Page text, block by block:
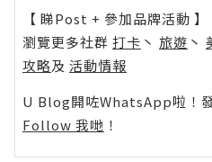
【 睇Post + 參加品牌活動 】
瀏覽更多社群 打卡 丶 旅遊 丶
攻略及 活動情報
U Blog開咗WhatsApp啦！
Follow 我哋 ！